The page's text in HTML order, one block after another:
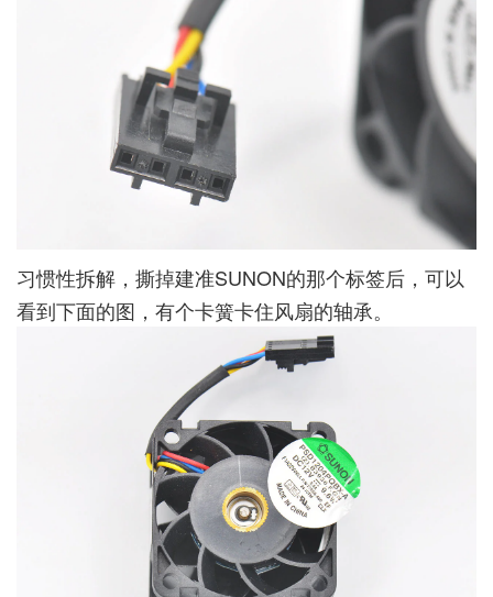
习惯性拆解，撕掉建准SUNON的那个标签后，可以
看到下面的图，有个卡簧卡住风扇的轴承。